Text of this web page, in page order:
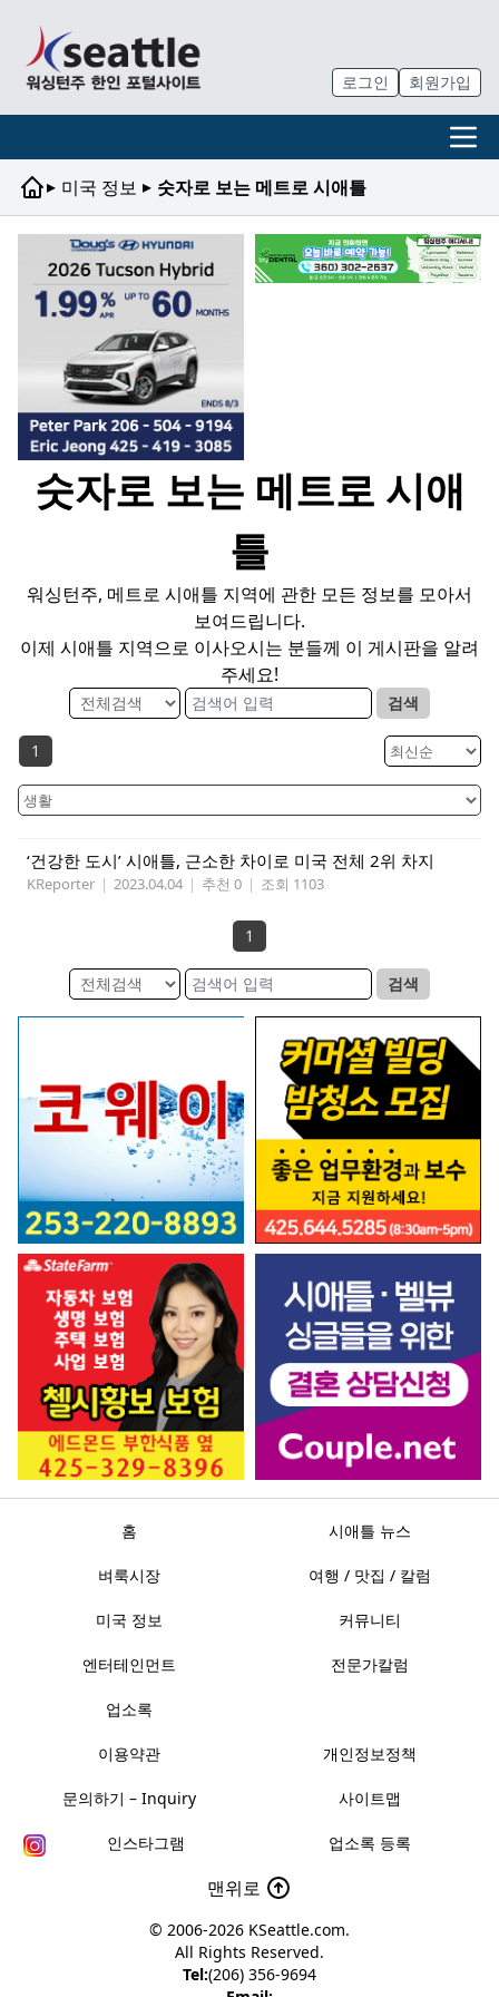
로그인 회원가입
▸ 미국 정보 ▸ 숫자로 보는 메트로 시애틀
숫자로 보는 메트로 시애
틀
워싱턴주, 메트로 시애틀 지역에 관한 모든 정보를 모아서
보여드립니다.
이제 시애틀 지역으로 이사오시는 분들께 이 게시판을 알려
주세요!
검색
1
‘건강한 도시’ 시애틀, 근소한 차이로 미국 전체 2위 차지
KReporter | 2023.04.04 | 추천 0 | 조회 1103
1
검색
홈 시애틀 뉴스
벼룩시장 여행 / 맛집 / 칼럼
미국 정보 커뮤니티
엔터테인먼트 전문가칼럼
업소록
이용약관 개인정보정책
문의하기 – Inquiry 사이트맵
인스타그램 업소록 등록
맨위로
© 2006-2026 KSeattle.com.
All Rights Reserved.
Tel:(206) 356-9694